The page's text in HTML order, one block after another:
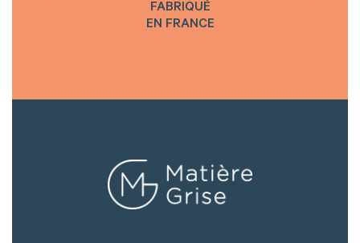
FABRIQUÉ
EN FRANCE